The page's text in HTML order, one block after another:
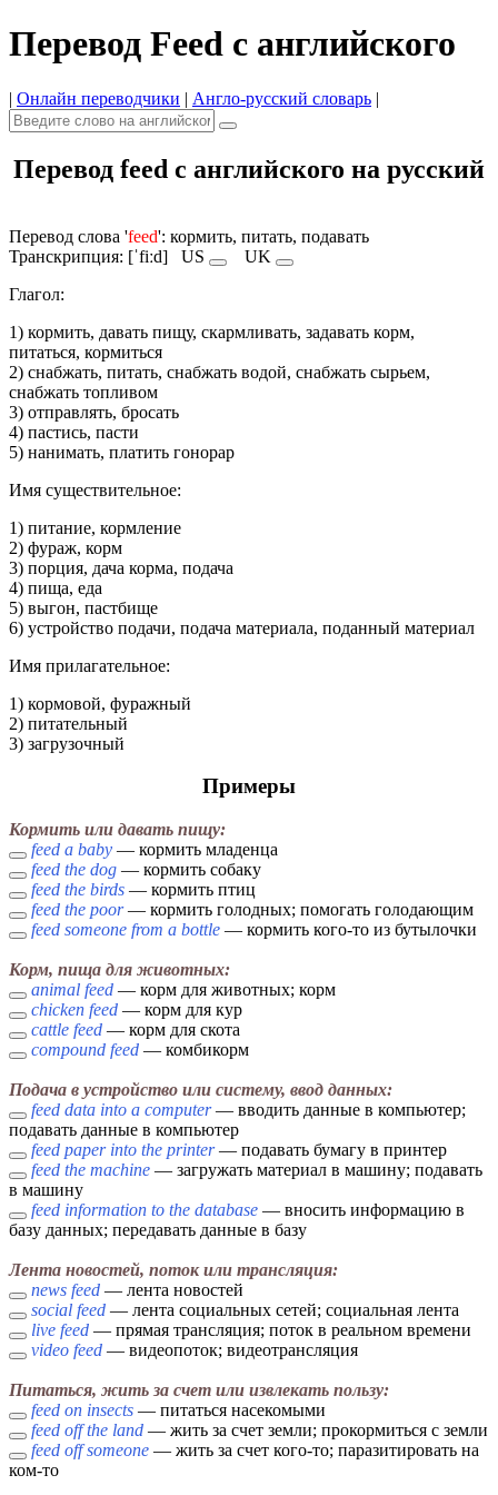
Перевод Feed с английского
| Онлайн переводчики | Англо-русский словарь |
Перевод feed с английского на русский
Перевод слова 'feed': кормить, питать, подавать
Транскрипция: [ˈfiːd] US
UK
Глагол:
1) кормить, давать пищу, скармливать, задавать корм,
питаться, кормиться
2) снабжать, питать, снабжать водой, снабжать сырьем,
снабжать топливом
3) отправлять, бросать
4) пастись, пасти
5) нанимать, платить гонорар
Имя cуществительное:
1) питание, кормление
2) фураж, корм
3) порция, дача корма, подача
4) пища, еда
5) выгон, пастбище
6) устройство подачи, подача материала, поданный материал
Имя прилагательное:
1) кормовой, фуражный
2) питательный
3) загрузочный
Примеры
Кормить или давать пищу:
feed a baby — кормить младенца
feed the dog — кормить собаку
feed the birds — кормить птиц
feed the poor— кормить голодных; помогать голодающим
feed someone from a bottle — кормить кого-то из бутылочки
Корм, пища для животных:
animal feed — корм для животных; корм
chicken feed — корм для кур
cattle feed — корм для скота
compound feed — комбикорм
Подача в устройство или систему, ввод данных:
feed data into a computer— вводить данные в компьютер;
подавать данные в компьютер
feed paper into the printer— подавать бумагу в принтер
feed the machine — загружать материал в машину; подавать
в машину
feed information to the database — вносить информацию в
базу данных; передавать данные в базу
Лента новостей, поток или трансляция:
news feed — лента новостей
social feed — лента социальных сетей; социальная лента
live feed — прямая трансляция; поток в реальном времени
video feed — видеопоток; видеотрансляция
Питаться, жить за счет или извлекать пользу:
feed on insects — питаться насекомыми
feed off the land — жить за счет земли; прокормиться с земли
feed off someone — жить за счет кого-то; паразитировать на
ком-то